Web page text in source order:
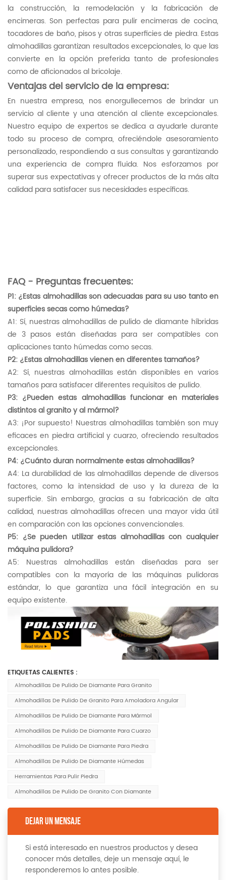
la construcción, la remodelación y la fabricación de
encimeras. Son perfectas para pulir encimeras de cocina,
tocadores de baño, pisos y otras superficies de piedra. Estas
almohadillas garantizan resultados excepcionales, lo que las
convierte en la opción preferida tanto de profesionales
como de aficionados al bricolaje.
Ventajas del servicio de la empresa:
En nuestra empresa, nos enorgullecemos de brindar un
servicio al cliente y una atención al cliente excepcionales.
Nuestro equipo de expertos se dedica a ayudarle durante
todo su proceso de compra, ofreciéndole asesoramiento
personalizado, respondiendo a sus consultas y garantizando
una experiencia de compra fluida. Nos esforzamos por
superar sus expectativas y ofrecer productos de la más alta
calidad para satisfacer sus necesidades específicas.
FAQ - Preguntas frecuentes:
P1: ¿Estas almohadillas son adecuadas para su uso tanto en
superficies secas como húmedas?
A1: Sí, nuestras almohadillas de pulido de diamante híbridas
de 3 pasos están diseñadas para ser compatibles con
aplicaciones tanto húmedas como secas.
P2: ¿Estas almohadillas vienen en diferentes tamaños?
A2: Sí, nuestras almohadillas están disponibles en varios
tamaños para satisfacer diferentes requisitos de pulido.
P3: ¿Pueden estas almohadillas funcionar en materiales
distintos al granito y al mármol?
A3: ¡Por supuesto! Nuestras almohadillas también son muy
eficaces en piedra artificial y cuarzo, ofreciendo resultados
excepcionales.
P4: ¿Cuánto duran normalmente estas almohadillas?
A4: La durabilidad de las almohadillas depende de diversos
factores, como la intensidad de uso y la dureza de la
superficie. Sin embargo, gracias a su fabricación de alta
calidad, nuestras almohadillas ofrecen una mayor vida útil
en comparación con las opciones convencionales.
P5: ¿Se pueden utilizar estas almohadillas con cualquier
máquina pulidora?
A5: Nuestras almohadillas están diseñadas para ser
compatibles con la mayoría de las máquinas pulidoras
estándar, lo que garantiza una fácil integración en su
equipo existente.
ETIQUETAS CALIENTES :
Almohadillas De Pulido De Diamante Para Granito
Almohadillas De Pulido De Granito Para Amoladora Angular
Almohadillas De Pulido De Diamante Para Mármol
Almohadillas De Pulido De Diamante Para Cuarzo
Almohadillas De Pulido De Diamante Para Piedra
Almohadillas De Pulido De Diamante Húmedas
Herramientas Para Pulir Piedra
Almohadillas De Pulido De Granito Con Diamante
DEJAR UN MENSAJE
Si está interesado en nuestros productos y desea
conocer más detalles, deje un mensaje aquí, le
responderemos lo antes posible.